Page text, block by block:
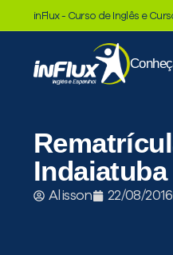
inFlux - Curso de Inglês e
Indaiatuba
Alisson 22/08/2016